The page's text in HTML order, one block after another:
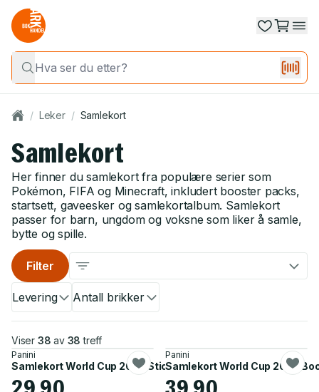
/ Leker / Samlekort
Samlekort
Her finner du samlekort fra populære serier som
Pokémon, FIFA og Minecraft, inkludert booster packs,
startsett, gaveesker og samlekortalbum. Samlekort
passer for barn, ungdom og voksne som liker å samle,
bytte og spille.
Levering Antall brikker
Filter
Viser 38 av 38 treff
Panini
Samlekort World Cup 2026 Sticker Booster
Panini
Samlekort World Cup 2026